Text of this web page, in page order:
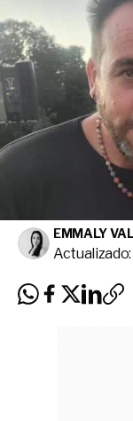
EMMALY
Actualizado: